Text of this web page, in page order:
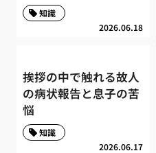
2026.06.18
知識
挨拶の中で触れる故人
の病状報告と息子の苦
悩
2026.06.17
知識